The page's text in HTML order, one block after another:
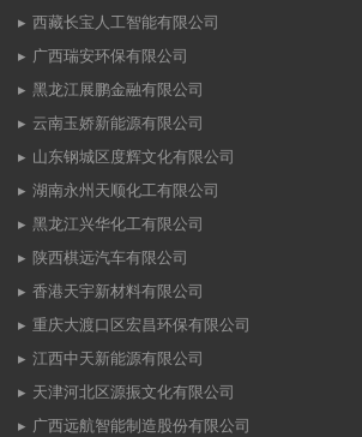
西藏长宝人工智能有限公司
广西瑞安环保有限公司
黑龙江展鹏金融有限公司
云南玉娇新能源有限公司
山东钢城区度辉文化有限公司
湖南永州天顺化工有限公司
黑龙江兴华化工有限公司
陕西棋远汽车有限公司
香港天宇新材料有限公司
重庆大渡口区宏昌环保有限公司
江西中天新能源有限公司
天津河北区源振文化有限公司
广西远航智能制造股份有限公司